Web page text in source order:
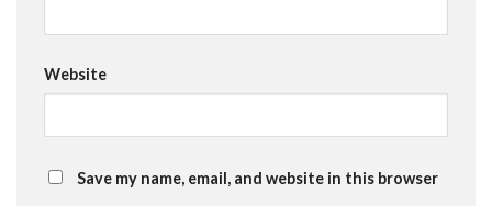
Website
Save my name, email, and website in this browser